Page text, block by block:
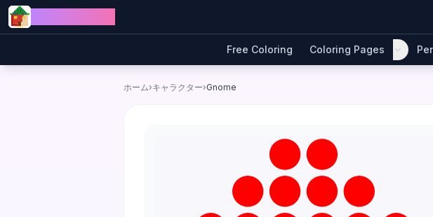
Skip to content
Free Coloring Coloring Pages
ホーム›キャラクター›Gnome